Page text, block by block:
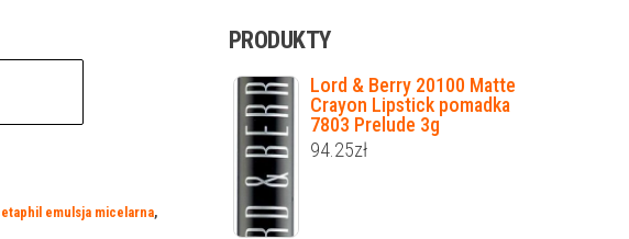
emulsja micelarna,
PRODUKTY
Lord & Berry 20100 Matte
Crayon Lipstick pomadka
7803 Prelude 3g
94.25zł